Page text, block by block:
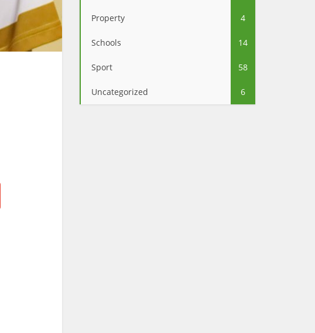
Property 4
Schools 14
Sport 58
Uncategorized 6